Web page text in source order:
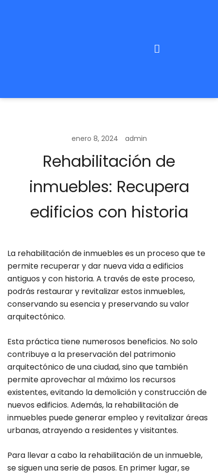
enero 8, 2024 admin
Rehabilitación de
inmuebles: Recupera
edificios con historia
La rehabilitación de inmuebles es un proceso que te
permite recuperar y dar nueva vida a edificios
antiguos y con historia. A través de este proceso,
podrás restaurar y revitalizar estos inmuebles,
conservando su esencia y preservando su valor
arquitectónico.
Esta práctica tiene numerosos beneficios. No solo
contribuye a la preservación del patrimonio
arquitectónico de una ciudad, sino que también
permite aprovechar al máximo los recursos
existentes, evitando la demolición y construcción de
nuevos edificios. Además, la rehabilitación de
inmuebles puede generar empleo y revitalizar áreas
urbanas, atrayendo a residentes y visitantes.
Para llevar a cabo la rehabilitación de un inmueble,
se siguen una serie de pasos. En primer lugar, se